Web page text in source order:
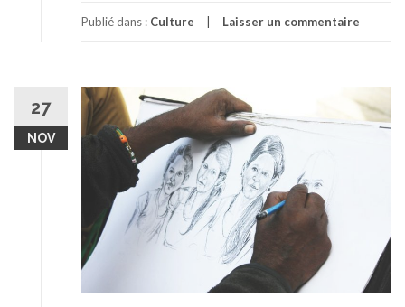
Publié dans : Culture Laisser un commentaire
27
NOV